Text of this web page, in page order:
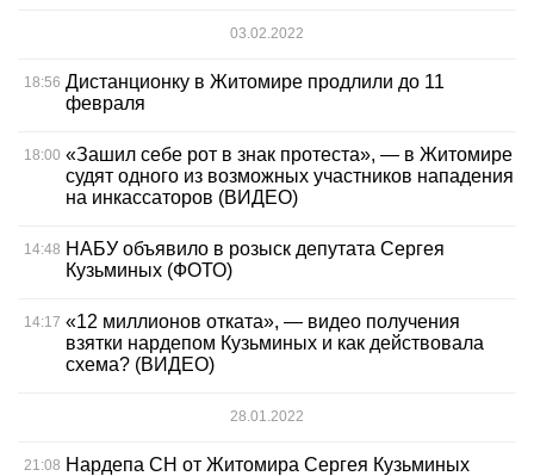
03.02.2022
18:56 Дистанционку в Житомире продлили до 11
февраля
18:00 «Зашил себе рот в знак протеста», — в Житомире
судят одного из возможных участников нападения
на инкассаторов (ВИДЕО)
14:48 НАБУ объявило в розыск депутата Сергея
Кузьминых (ФОТО)
14:17 «12 миллионов отката», — видео получения
взятки нардепом Кузьминых и как действовала
схема? (ВИДЕО)
28.01.2022
21:08 Нардепа СН от Житомира Сергея Кузьминых